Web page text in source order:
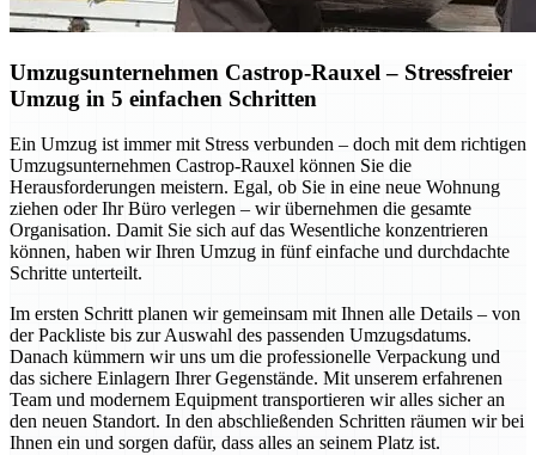
Umzugsunternehmen Castrop-Rauxel – Stressfreier
Umzug in 5 einfachen Schritten
Ein Umzug ist immer mit Stress verbunden – doch mit dem richtigen
Umzugsunternehmen Castrop-Rauxel können Sie die
Herausforderungen meistern. Egal, ob Sie in eine neue Wohnung
ziehen oder Ihr Büro verlegen – wir übernehmen die gesamte
Organisation. Damit Sie sich auf das Wesentliche konzentrieren
können, haben wir Ihren Umzug in fünf einfache und durchdachte
Schritte unterteilt.
Im ersten Schritt planen wir gemeinsam mit Ihnen alle Details – von
der Packliste bis zur Auswahl des passenden Umzugsdatums.
Danach kümmern wir uns um die professionelle Verpackung und
das sichere Einlagern Ihrer Gegenstände. Mit unserem erfahrenen
Team und modernem Equipment transportieren wir alles sicher an
den neuen Standort. In den abschließenden Schritten räumen wir bei
Ihnen ein und sorgen dafür, dass alles an seinem Platz ist.